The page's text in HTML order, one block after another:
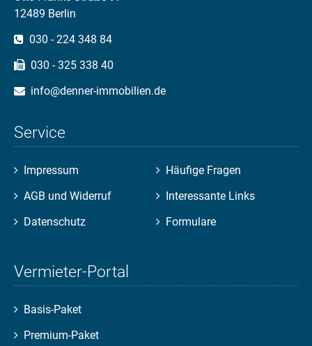
12489 Berlin
030 - 224 348 84
030 - 325 338 40
info@denner-immobilien.de
Service
Navigation
Impressum
AGB und Widerruf
Datenschutz
Navigation
Häufige Fragen
Interessante Links
Formulare
Vermieter-Portal
Basis-Paket
Premium-Paket